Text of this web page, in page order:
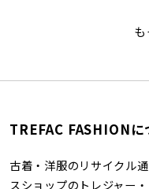
も
TREFAC FASHIONに
古着・洋服のリサイクル
スショップのトレジャー